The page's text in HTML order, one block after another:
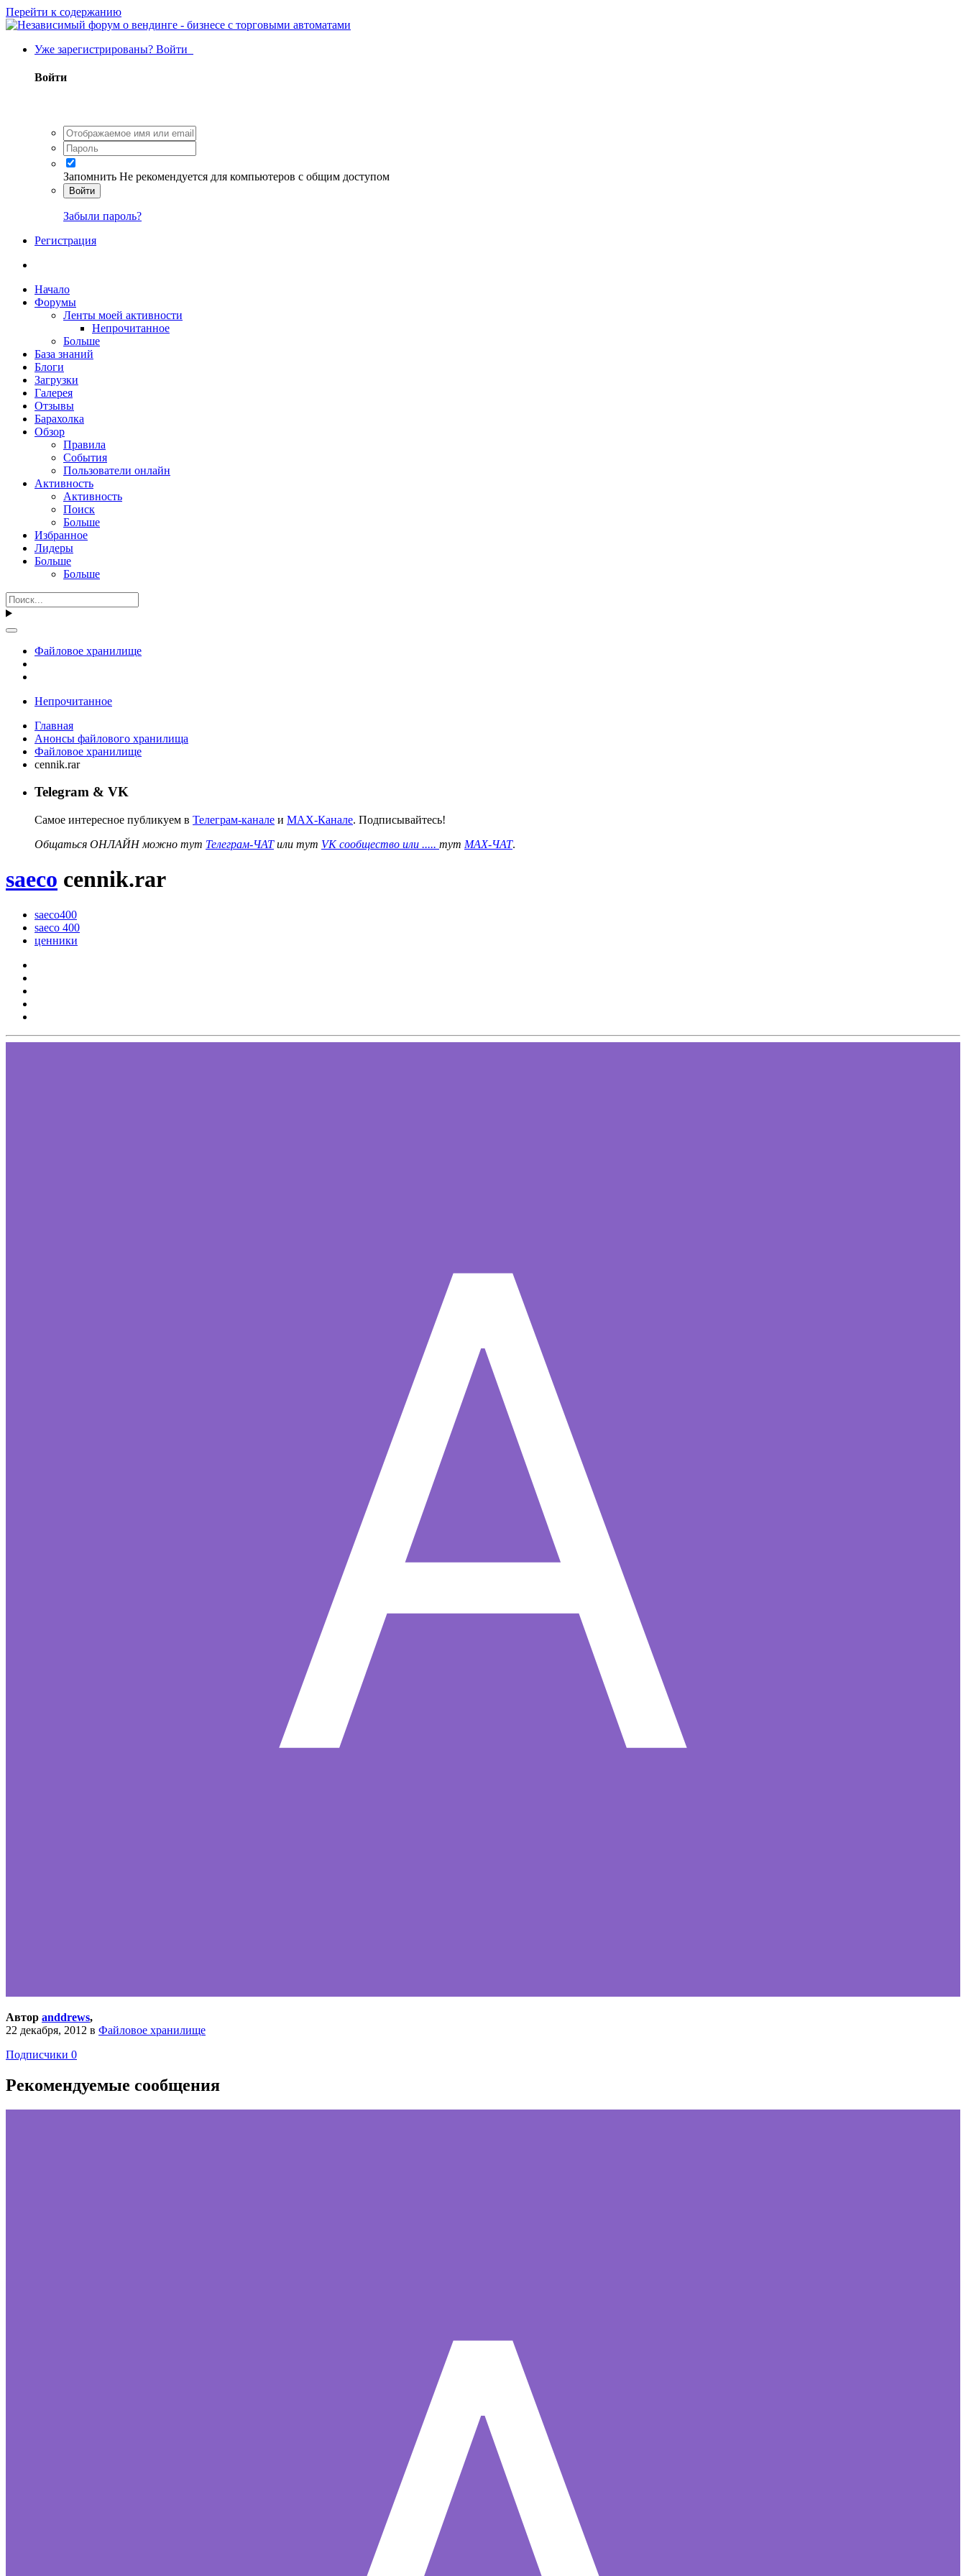
Перейти к содержанию
Уже зарегистрированы? Войти
Войти
Запомнить Не рекомендуется для компьютеров с общим доступом
Войти
Забыли пароль?
Регистрация
Начало
Форумы
Ленты моей активности
Непрочитанное
Больше
База знаний
Блоги
Загрузки
Галерея
Отзывы
Барахолка
Обзор
Правила
События
Пользователи онлайн
Активность
Активность
Поиск
Больше
Избранное
Лидеры
Больше
Больше
Файловое хранилище
Непрочитанное
Главная
Анонсы файлового хранилища
Файловое хранилище
cennik.rar
Telegram & VK
Самое интересное публикуем в Телеграм-канале и MAX-Канале. Подписывайтесь!
Общаться ОНЛАЙН можно тут Телеграм-ЧАТили тут VK сообщество или ..... тут MAX-ЧАТ.
saeco cennik.rar
saeco400
saeco 400
ценники
Автор anddrews,
22 декабря, 2012 в Файловое хранилище
Подписчики 0
Рекомендуемые сообщения